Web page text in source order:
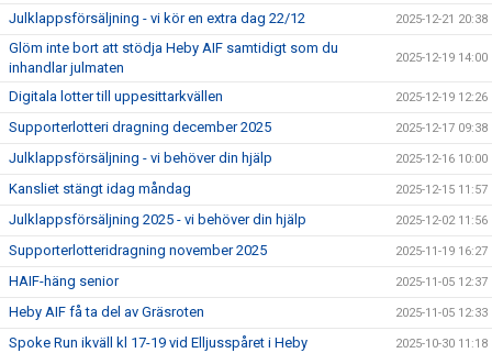
Julklappsförsäljning - vi kör en extra dag 22/12 2025-12-21 20:38
Glöm inte bort att stödja Heby AIF samtidigt som du
inhandlar julmaten
2025-12-19 14:00
Digitala lotter till uppesittarkvällen 2025-12-19 12:26
Supporterlotteri dragning december 2025 2025-12-17 09:38
Julklappsförsäljning - vi behöver din hjälp 2025-12-16 10:00
Kansliet stängt idag måndag 2025-12-15 11:57
Julklappsförsäljning 2025 - vi behöver din hjälp 2025-12-02 11:56
Supporterlotteridragning november 2025 2025-11-19 16:27
HAIF-häng senior 2025-11-05 12:37
Heby AIF få ta del av Gräsroten 2025-11-05 12:33
Spoke Run ikväll kl 17-19 vid Elljusspåret i Heby 2025-10-30 11:18